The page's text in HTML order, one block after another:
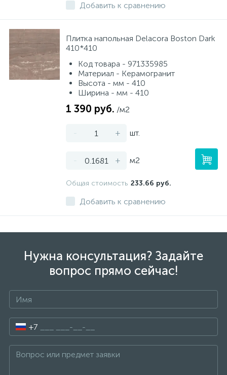
Добавить к сравнению
Плитка напольная Delacora Boston Dark
410*410
Код товара - 971335985
Материал - Керамогранит
Высота - мм - 410
Ширина - мм - 410
1 390 руб. /м2
- + шт.
- + м2
Общая стоимость 233.66 руб.
Добавить к сравнению
Нужна консультация? Задайте
вопрос прямо сейчас!
+7